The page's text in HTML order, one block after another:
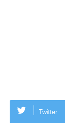
Twitter